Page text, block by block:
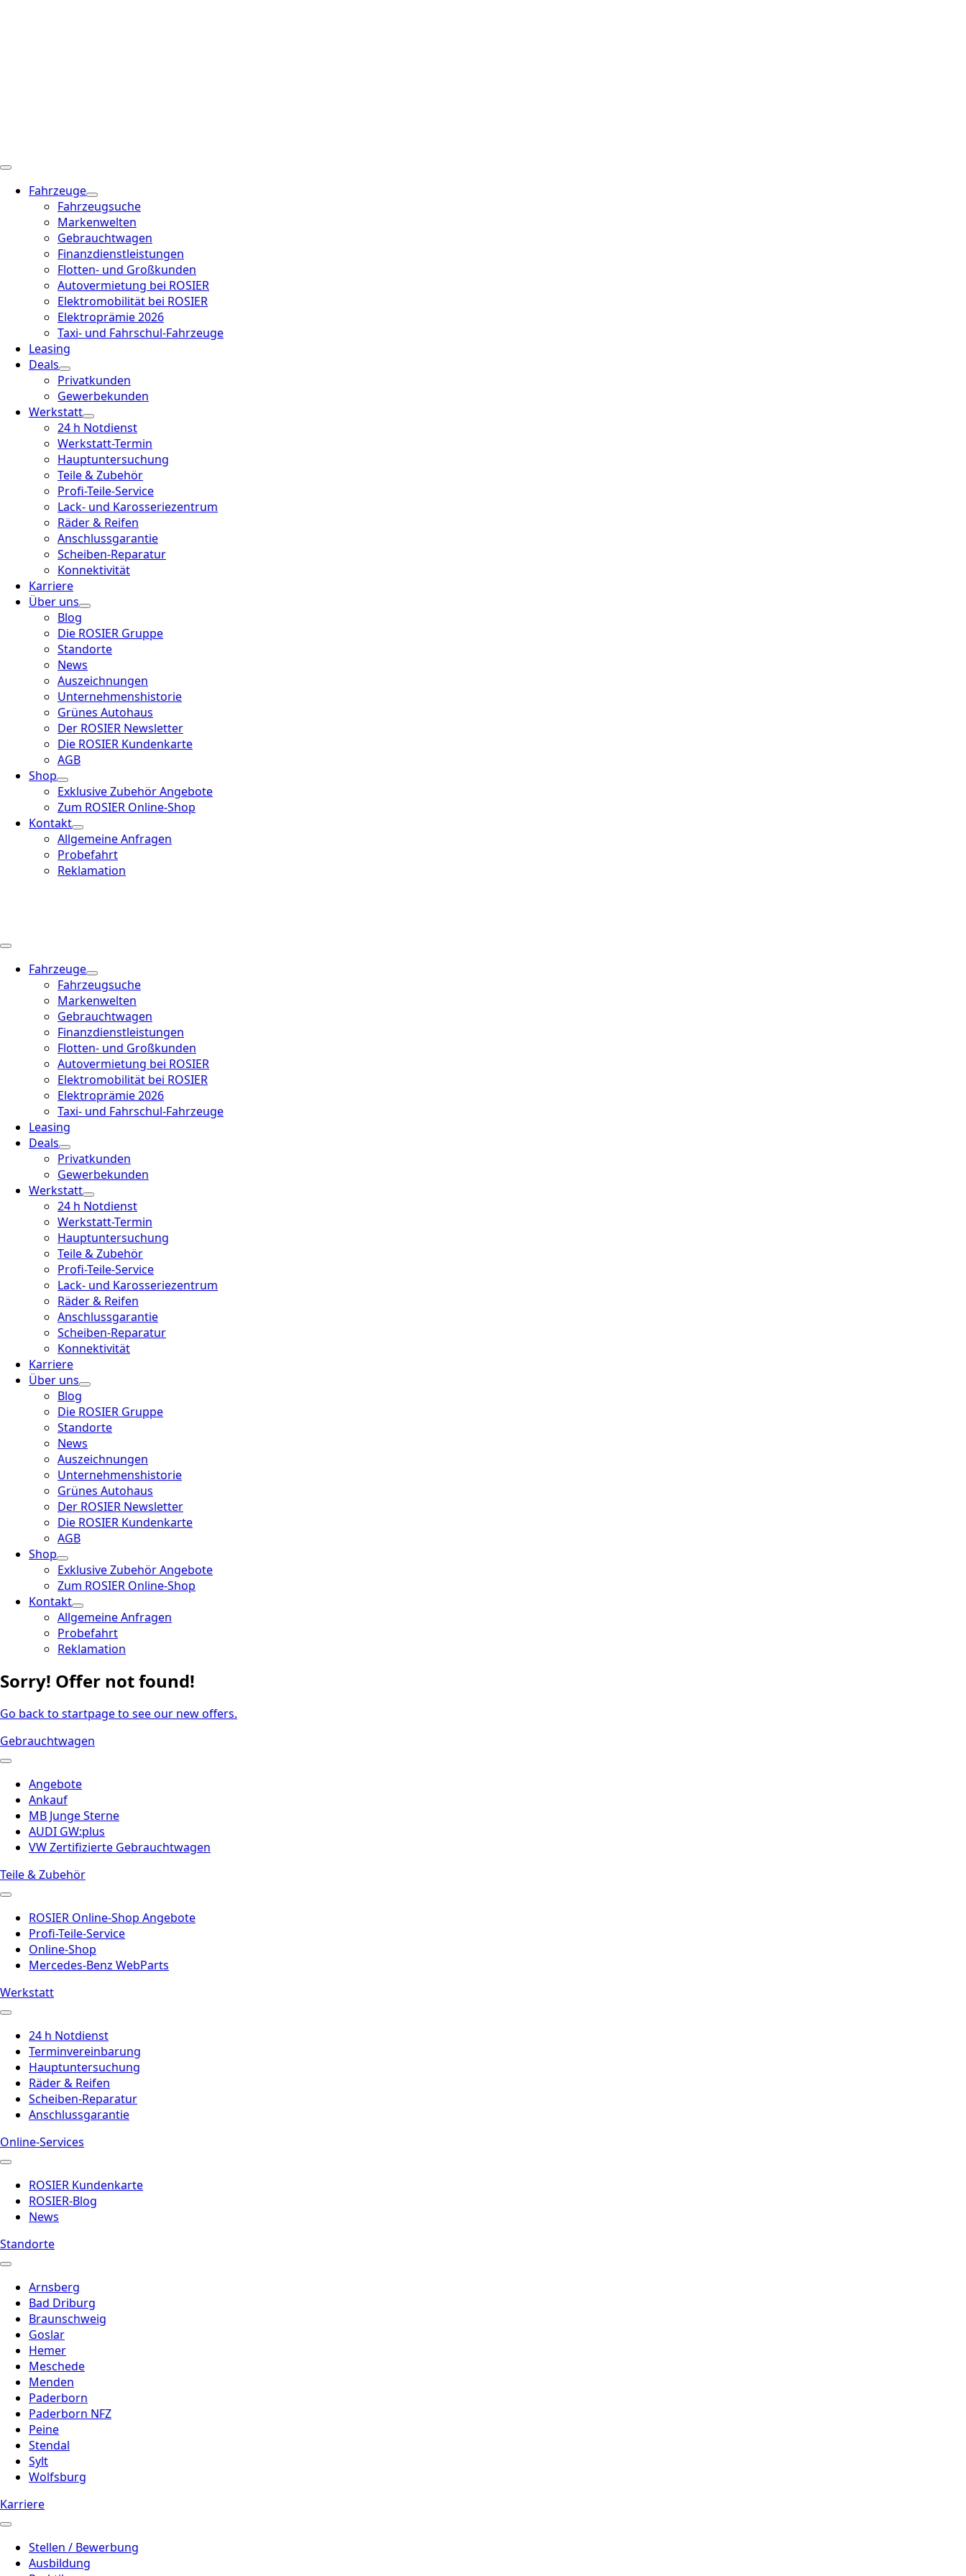
Fahrzeuge
Fahrzeugsuche
Markenwelten
Gebrauchtwagen
Finanzdienstleistungen
Flotten- und Großkunden
Autovermietung bei ROSIER
Elektromobilität bei ROSIER
Elektroprämie 2026
Taxi- und Fahrschul-Fahrzeuge
Leasing
Deals
Privatkunden
Gewerbekunden
Werkstatt
24 h Notdienst
Werkstatt-Termin
Hauptuntersuchung
Teile & Zubehör
Profi-Teile-Service
Lack- und Karosseriezentrum
Räder & Reifen
Anschlussgarantie
Scheiben-Reparatur
Konnektivität
Karriere
Über uns
Blog
Die ROSIER Gruppe
Standorte
News
Auszeichnungen
Unternehmenshistorie
Grünes Autohaus
Der ROSIER Newsletter
Die ROSIER Kundenkarte
AGB
Shop
Exklusive Zubehör Angebote
Zum ROSIER Online-Shop
Kontakt
Allgemeine Anfragen
Probefahrt
Reklamation
Fahrzeuge
Fahrzeugsuche
Markenwelten
Gebrauchtwagen
Finanzdienstleistungen
Flotten- und Großkunden
Autovermietung bei ROSIER
Elektromobilität bei ROSIER
Elektroprämie 2026
Taxi- und Fahrschul-Fahrzeuge
Leasing
Deals
Privatkunden
Gewerbekunden
Werkstatt
24 h Notdienst
Werkstatt-Termin
Hauptuntersuchung
Teile & Zubehör
Profi-Teile-Service
Lack- und Karosseriezentrum
Räder & Reifen
Anschlussgarantie
Scheiben-Reparatur
Konnektivität
Karriere
Über uns
Blog
Die ROSIER Gruppe
Standorte
News
Auszeichnungen
Unternehmenshistorie
Grünes Autohaus
Der ROSIER Newsletter
Die ROSIER Kundenkarte
AGB
Shop
Exklusive Zubehör Angebote
Zum ROSIER Online-Shop
Kontakt
Allgemeine Anfragen
Probefahrt
Reklamation
Sorry! Offer not found!
Go back to startpage to see our new offers.
Gebrauchtwagen
Angebote
Ankauf
MB Junge Sterne
AUDI GW:plus
VW Zertifizierte Gebrauchtwagen
Teile & Zubehör
ROSIER Online-Shop Angebote
Profi-Teile-Service
Online-Shop
Mercedes-Benz WebParts
Werkstatt
24 h Notdienst
Terminvereinbarung
Hauptuntersuchung
Räder & Reifen
Scheiben-Reparatur
Anschlussgarantie
Online-Services
ROSIER Kundenkarte
ROSIER-Blog
News
Standorte
Arnsberg
Bad Driburg
Braunschweig
Goslar
Hemer
Meschede
Menden
Paderborn
Paderborn NFZ
Peine
Stendal
Sylt
Wolfsburg
Karriere
Stellen / Bewerbung
Ausbildung